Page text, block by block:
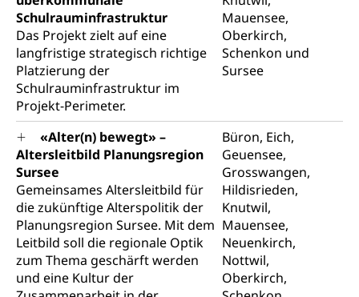
Schulrauminfrastruktur
Das Projekt zielt auf eine
langfristige strategisch richtige
Platzierung der
Schulrauminfrastruktur im
Projekt-Perimeter.
Mauensee,
Oberkirch,
Schenkon und
Sursee
«Alter(n) bewegt» –
Altersleitbild Planungsregion
Sursee
Gemeinsames Altersleitbild für
die zukünftige Alterspolitik der
Planungsregion Sursee. Mit dem
Leitbild soll die regionale Optik
zum Thema geschärft werden
und eine Kultur der
Büron, Eich,
Geuensee,
Grosswangen,
Hildisrieden,
Knutwil,
Mauensee,
Neuenkirch,
Nottwil,
Oberkirch,
Werkbeitrag, Produktionsbeitrag, Recherche,
Bildende Kunst, Angewandte Kunst, Theater/Tanz,
Musik, Entwicklung, Programmbeiträge,
Filmförderung, Regionale Förderfonds,
Werkankäufe, Kunstankäufe, Kunst und Bau, Schule
und Kultur, Kulturgesuche, Kulturvermittlung
Kulturförderung und Vermittlung
Angebote für Schulklassen
Zentralschweizer Filmförderung
Mobilität
Schiene und öffentlicher Verkehr
Schienenverkehr, Zugverkehr, Bahnverkehr,
Transportmittel, öffentlicher Verkehr
Verkehrsverbund Luzern VVL
Schifffahrt